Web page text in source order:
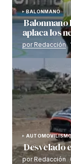
BALONMANO
Balonmano
aplaca los
por Redacción
Desvelado
por Redacción